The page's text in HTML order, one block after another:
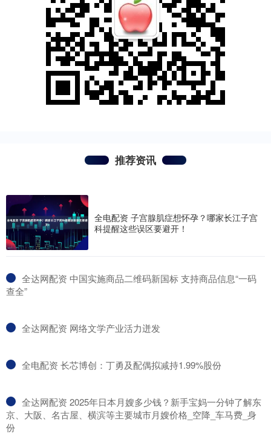
推荐资讯
全电配资 子宫腺肌症想怀孕？哪家长江子宫
科提醒这些误区要避开！
​全达网配资 中国实施商品二维码新国标 支持商品信息“一码
查全”
​全达网配资 网络文学产业活力迸发
​全电配资 长芯博创：丁勇及配偶拟减持1.99%股份
​全达网配资 2025年日本月嫂多少钱？新手宝妈一分钟了解东
京、大阪、名古屋、横滨等主要城市月嫂价格_空降_车马费_身
份